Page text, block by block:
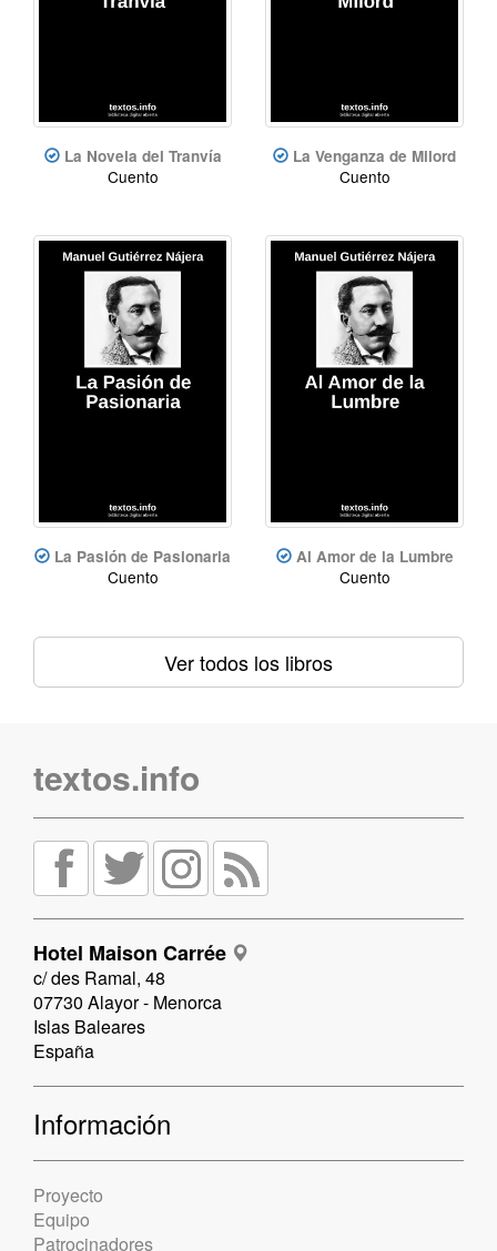
La Novela del Tranvía
Cuento
La Venganza de Milord
Cuento
La Pasión de Pasionaria
Cuento
Al Amor de la Lumbre
Cuento
Ver todos los libros
textos.info
Hotel Maison Carrée
c/ des Ramal, 48
07730 Alayor - Menorca
Islas Baleares
España
Información
Proyecto
Equipo
Patrocinadores